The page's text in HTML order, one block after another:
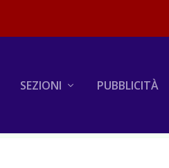
SEZIONI PUBBLICITÀ